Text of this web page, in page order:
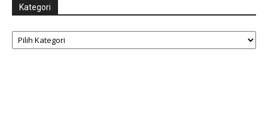
Kategori
Kategori